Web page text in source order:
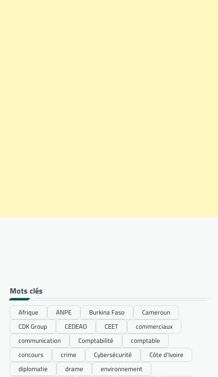
Mots clés
Afrique ANPE Burkina Faso
Cameroun
CDK Group
CEDEAO CEET
commerciaux
communication
Comptabilité
comptable
concours
crime Cybersécurité
Côte d’Ivoire
diplomatie
drame
environnement